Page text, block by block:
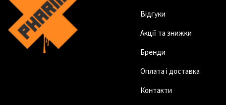
Відгуки
Акції та знижки
Бренди
Оплата і доставка
Контакти